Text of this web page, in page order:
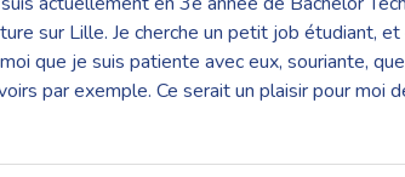
sur Lille. Je cherche un petit job étudiant,
que je suis patiente avec eux, souriante,
par exemple. Ce serait un plaisir pour